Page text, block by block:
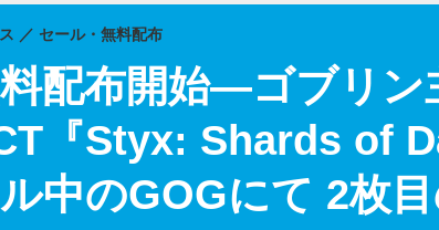
配布開始―ゴブリン
『Styx: Shards of
中のGOGにて 2枚
セール・無料配布